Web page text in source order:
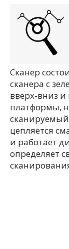
Сканер
сканера с
вверх-вниз
платформы,
цепляется
и работает
определяет